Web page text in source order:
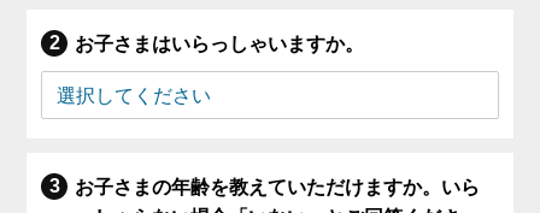
お子さまはいらっしゃいますか。
お子さまの年齢を教えていただけますか。いら